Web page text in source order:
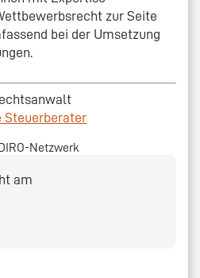
zur Seite
bei der Umsetzung
Steuerberater
Netzwerk
am